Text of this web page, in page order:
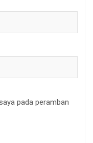
pada peramban